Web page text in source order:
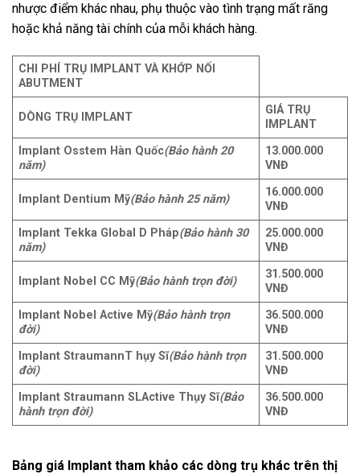
nhược điểm khác nhau, phụ thuộc vào tình trạng mất răng
hoặc khả năng tài chính của mỗi khách hàng.
CHI PHÍ TRỤ IMPLANT VÀ KHỚP NỐI
ABUTMENT
DÒNG TRỤ IMPLANT
GIÁ TRỤ
IMPLANT
Implant Osstem Hàn Quốc(Bảo hành 20
năm)
13.000.000
VNĐ
Implant Dentium Mỹ(Bảo hành 25 năm)
16.000.000
VNĐ
Implant Tekka Global D Pháp(Bảo hành 30
năm)
25.000.000
VNĐ
Implant Nobel CC Mỹ(Bảo hành trọn đời)
31.500.000
VNĐ
Implant Nobel Active Mỹ(Bảo hành trọn
đời)
36.500.000
VNĐ
Implant StraumannT hụy Sĩ(Bảo hành trọn
đời)
31.500.000
VNĐ
Implant Straumann SLActive Thụy Sĩ(Bảo
hành trọn đời)
36.500.000
VNĐ
Bảng giá Implant tham khảo các dòng trụ khác trên thị